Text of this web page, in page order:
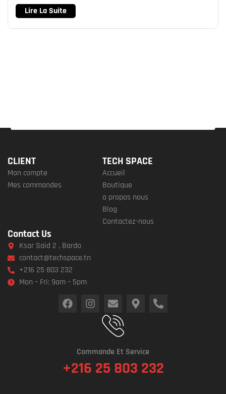
Lire La Suite
CLIENT
Mon compte
Mes commandes
TECH SPACE
Accueil
Boutique
a propos nous
Blog
Contactez-nous
Contact Us
Ksar Said 2 , Bardo
contact@techspace.tn
+216 25 803 232
Mon – Fri: 9am – 5pm
Commande Et Service
+216 25 803 232